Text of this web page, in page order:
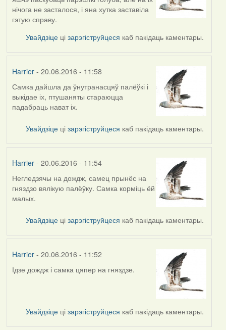
нічога не засталося, і яна хутка заставіла
гэтую справу.
Увайдзіце цізарэгіструйцеся каб пакідаць каментары.
Harrier- 20.06.2016 - 11:58
Самка дайшла да ўнутранасцяў палёўкі і
выкідае іх, птушаняты стараюцца
падабраць нават іх.
Увайдзіце цізарэгіструйцеся каб пакідаць каментары.
Harrier- 20.06.2016 - 11:54
Негледзячы на дождж, самец прынёс на
гняздзо вялікую палёўку. Самка корміць ёй
малых.
Увайдзіце цізарэгіструйцеся каб пакідаць каментары.
Harrier- 20.06.2016 - 11:52
Ідзе дождж і самка цяпер на гняздзе.
Увайдзіце цізарэгіструйцеся каб пакідаць каментары.